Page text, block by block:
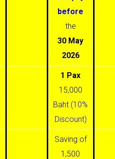
before
the
30 May
2026
1 Pax
15,000
Baht (10%
Discount)
Saving of
1,500